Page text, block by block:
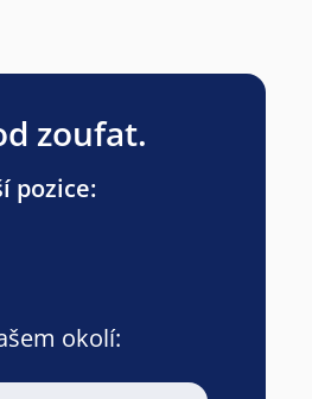
zoufat.
pozice:
okolí: